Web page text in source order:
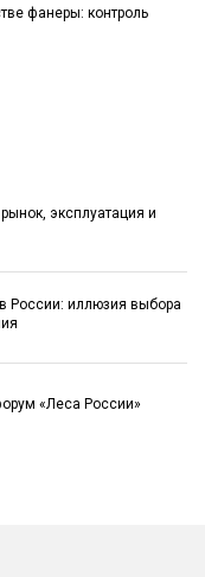
фанеры: контроль
эксплуатация и
России: иллюзия выбора
«Леса России»